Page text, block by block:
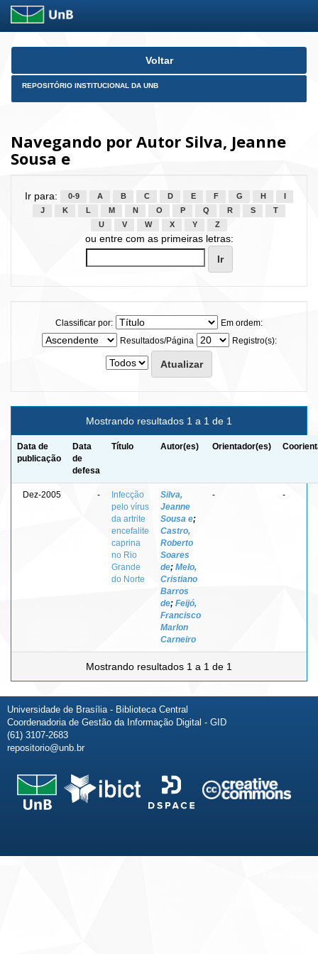
Skip
Voltar
REPOSITÓRIO INSTITUCIONAL DA UNB
Navegando por Autor Silva, Jeanne
Sousa e
Ir para: 0-9 A B C D E F G H
J
K L M N O P Q R S
T
U
V W X Y Z
ou entre com as primeiras letras:
Classificar por:
Em ordem:
Resultados/Página
Registro(s):
Mostrando resultados 1 a 1 de 1
Data de
publicação
Data
de
defesa
Título Autor(es) Orientador(es)
Dez-2005 -
Infecção
pelo vírus
da artrite
encefalite
caprina
no Rio
Grande
do Norte
Silva,
Jeanne
Sousa e;
Castro,
Roberto
Soares
de; Melo,
Cristiano
Barros
de; Feijó,
Francisco
Marlon
Carneiro
- -
Mostrando resultados 1 a 1 de 1
Universidade de Brasília - Biblioteca Central
Coordenadoria de Gestão da Informação Digital - GID
(61) 3107-2683
repositorio@unb.br